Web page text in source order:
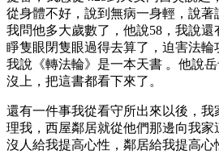
從身體不好，說到無病一身輕，說著
我問他多大歲數了，他說58，我說
睜隻眼閉隻眼過得去算了，迫害法輪
我說《轉法輪》是一本天書 。他說
沒上，把這書都看下來了。
還有一件事我從看守所出來以後，
理我，西屋鄰居就從他們那邊向我
沒人給我提高心性，鄰居給我提高